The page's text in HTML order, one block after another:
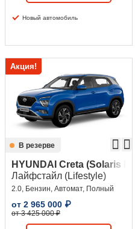
Новый автомобиль
Акция!
В резерве
HYUNDAI Creta (Solaris
Лайфстайл (Lifestyle)
2.0, Бензин, Автомат, Полный
от 2 965 000 ₽
от 3 425 000 ₽